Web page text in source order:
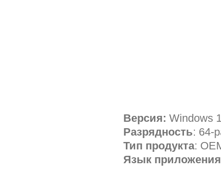
Версия: Windows
Разрядность: 64-
Тип продукта:
Язык приложения